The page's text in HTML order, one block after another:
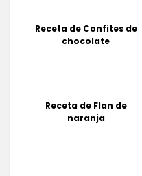
Receta de Confites de
chocolate
Receta de Flan de
naranja